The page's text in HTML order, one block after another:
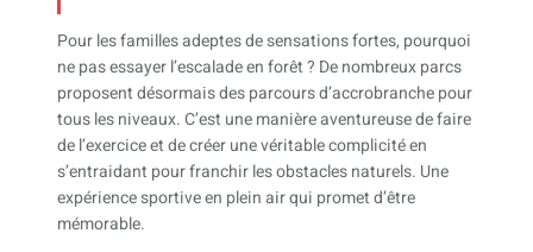
Pour les familles adeptes de sensations fortes, pourquoi
ne pas essayer l’escalade en forêt ? De nombreux parcs
proposent désormais des parcours d’accrobranche pour
tous les niveaux. C’est une manière aventureuse de faire
de l’exercice et de créer une véritable complicité en
s’entraidant pour franchir les obstacles naturels. Une
expérience sportive en plein air qui promet d’être
mémorable.